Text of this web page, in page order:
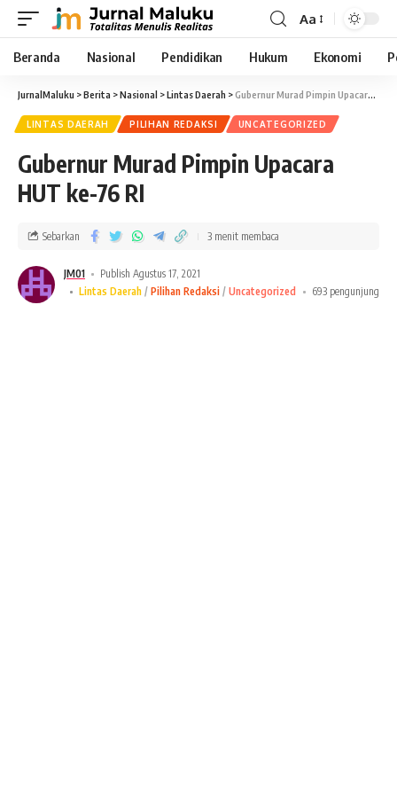
Aa
Beranda Nasional Pendidikan Hukum Ekonomi
JurnalMaluku >Berita >Nasional >Lintas Daerah >Gubernur Murad Pimpin Upacara HUT ke-76 RI
LINTAS DAERAH PILIHAN REDAKSI UNCATEGORIZED
Gubernur Murad Pimpin Upacara
HUT ke-76 RI
JM01
Publish Agustus 17, 2021
Lintas Daerah
Pilihan Redaksi Uncategorized 693 pengunjung
Sebarkan 3 menit membaca